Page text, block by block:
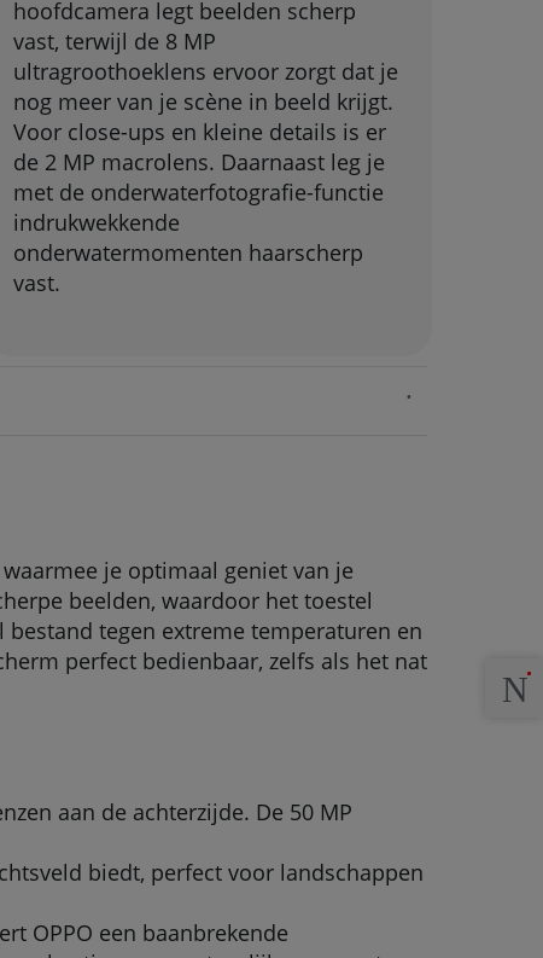
hoofdcamera legt beelden scherp
vast, terwijl de 8 MP
ultragroothoeklens ervoor zorgt dat je
nog meer van je scène in beeld krijgt.
Voor close-ups en kleine details is er
de 2 MP macrolens. Daarnaast leg je
met de onderwaterfotografie-functie
indrukwekkende
onderwatermomenten haarscherp
vast.
je optimaal geniet van je
beelden, waardoor het toestel
bestand tegen extreme temperaturen en
perfect bedienbaar, zelfs als het nat
aan de achterzijde. De 50 MP
biedt, perfect voor landschappen
OPPO een baanbrekende